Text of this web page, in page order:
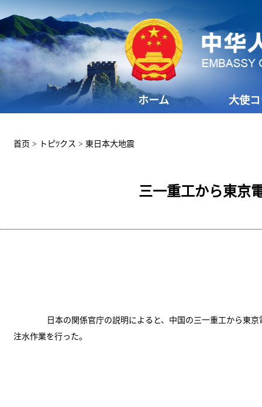
ホーム 大使
首页 > トピﾂクス > 東日本大地震
三一重工から東京
日本の関係官庁の説明によると、中国の三一重工から東
注水作業を行った。